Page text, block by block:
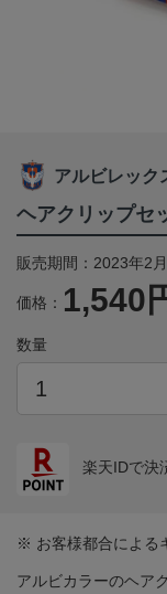
アルビレック
ヘアクリップセ
販売期間：2023年2
価格： 1,540
数量
楽天IDで決
※ お客様都合による
アルビカラーのヘア